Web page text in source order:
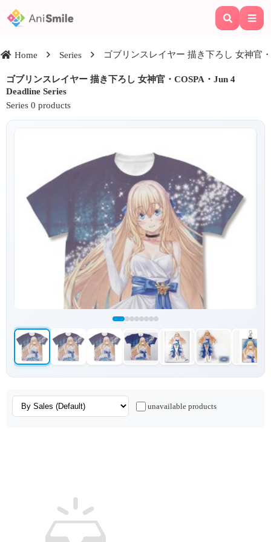
Home Series ゴブリンスレイヤー 描き下ろし 女神官・
ゴブリンスレイヤー 描き下ろし 女神官・COSPA・Jun 4
Deadline Series
Series 0 products
unavailable products